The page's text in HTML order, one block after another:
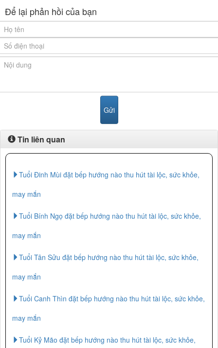
Để lại phản hồi của bạn
Tin liên quan
Tuổi Đinh Mùi đặt bếp hướng nào thu hút tài lộc, sức khỏe,
may mắn
Tuổi Bính Ngọ đặt bếp hướng nào thu hút tài lộc, sức khỏe,
may mắn
Tuổi Tân Sửu đặt bếp hướng nào thu hút tài lộc, sức khỏe,
may mắn
Tuổi Canh Thìn đặt bếp hướng nào thu hút tài lộc, sức khỏe,
may mắn
Tuổi Kỷ Mão đặt bếp hướng nào thu hút tài lộc, sức khỏe,